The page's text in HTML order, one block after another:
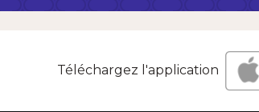
Téléchargez l'application